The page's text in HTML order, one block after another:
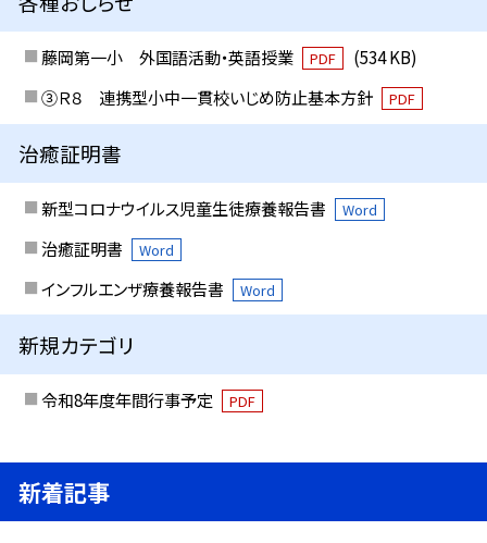
藤岡第一小 外国語活動・英語授業 PDF
(534 KB)
③Ｒ８ 連携型小中一貫校いじめ防止基本方針
PDF
治癒証明書
新型コロナウイルス児童生徒療養報告書 Word
治癒証明書 Word
インフルエンザ療養報告書 Word
新規カテゴリ
令和8年度年間行事予定 PDF
新着記事